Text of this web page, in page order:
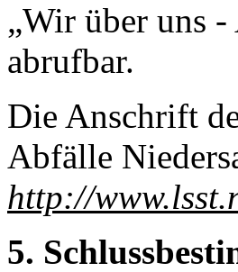
„Wir über uns
abrufbar.
Die Anschrift
Abfälle
http://
5.